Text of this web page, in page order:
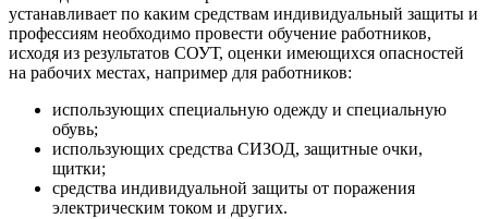
устанавливает по каким средствам индивидуальный защиты и
профессиям необходимо провести обучение работников,
исходя из результатов СОУТ, оценки имеющихся опасностей
на рабочих местах, например для работников:
использующих специальную одежду и специальную
обувь;
использующих средства СИЗОД, защитные очки,
щитки;
средства индивидуальной защиты от поражения
электрическим током и других.